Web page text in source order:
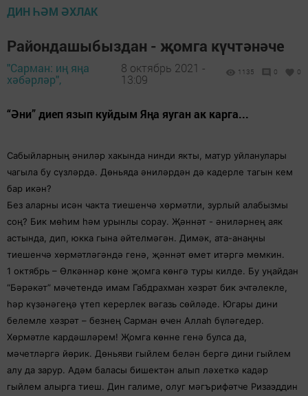
ДИН ҺӘМ ӘХЛАК
Райондашыбыздан - җомга күчтәнәче
"Сарман: иң яңа
хәбәрләр",
8 октябрь 2021 -
13:09
1135 0 0
“Әни” диеп язып куйдым Яңа яуган ак карга...
Сабыйларның әниләр хакында нинди якты, матур уйланулары
чагыла бу сүзләрдә. Дөньяда әниләрдән дә кадерле тагын кем
бар икән?
Без аларны исән чакта тиешенчә хөрмәтли, зурлый алабызмы
соң? Бик мөһим һәм урынлы сорау. Җәннәт - әниләрнең аяк
астында, дип, юкка гына әйтелмәгән. Димәк, ата-анаңны
тиешенчә хөрмәтләгәндә генә, җәннәт өмет итәргә мөмкин.
1 октябрь – Өлкәннәр көне җомга көнгә туры килде. Бу уңайдан
“Бәрәкәт” мәчетендә имам Габдрахман хәзрәт бик эчтәлекле,
һәр күзәнәгеңә үтеп керерлек вәгазь сөйләде. Югары дини
белемле хәзрәт – безнең Сарман өчен Аллаһ бүләгедер.
Хөрмәтле кардәшләрем! Җомга көнне генә булса да,
мәчетләргә йөрик. Дөньяви гыйлем белән бергә дини гыйлем
алу да зарур. Адәм баласы бишектән алып ләхеткә кадәр
гыйлем алырга тиеш. Дин галиме, олуг мәгърифәтче Ризаэддин